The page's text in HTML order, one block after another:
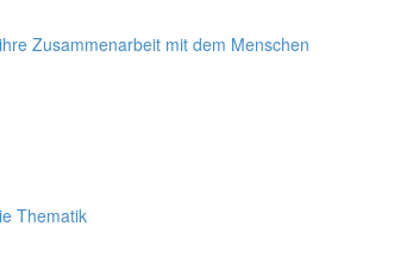
Zusammenarbeit mit dem Menschen
Thematik